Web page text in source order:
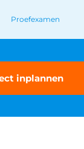
Proefexamen
inplannen